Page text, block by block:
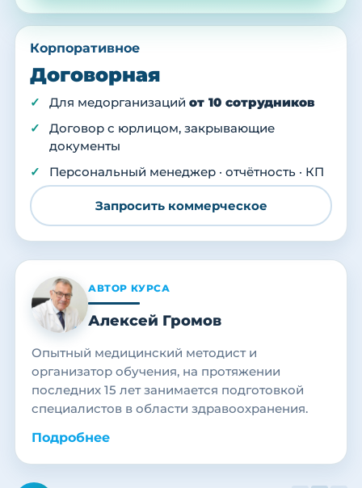
Корпоративное
Договорная
Для медорганизаций от 10 сотрудников
Договор с юрлицом, закрывающие
документы
Персональный менеджер · отчётность · КП
Запросить коммерческое
АВТОР КУРСА
Алексей Громов
Опытный медицинский методист и
организатор обучения, на протяжении
последних 15 лет занимается подготовкой
специалистов в области здравоохранения.
Подробнее